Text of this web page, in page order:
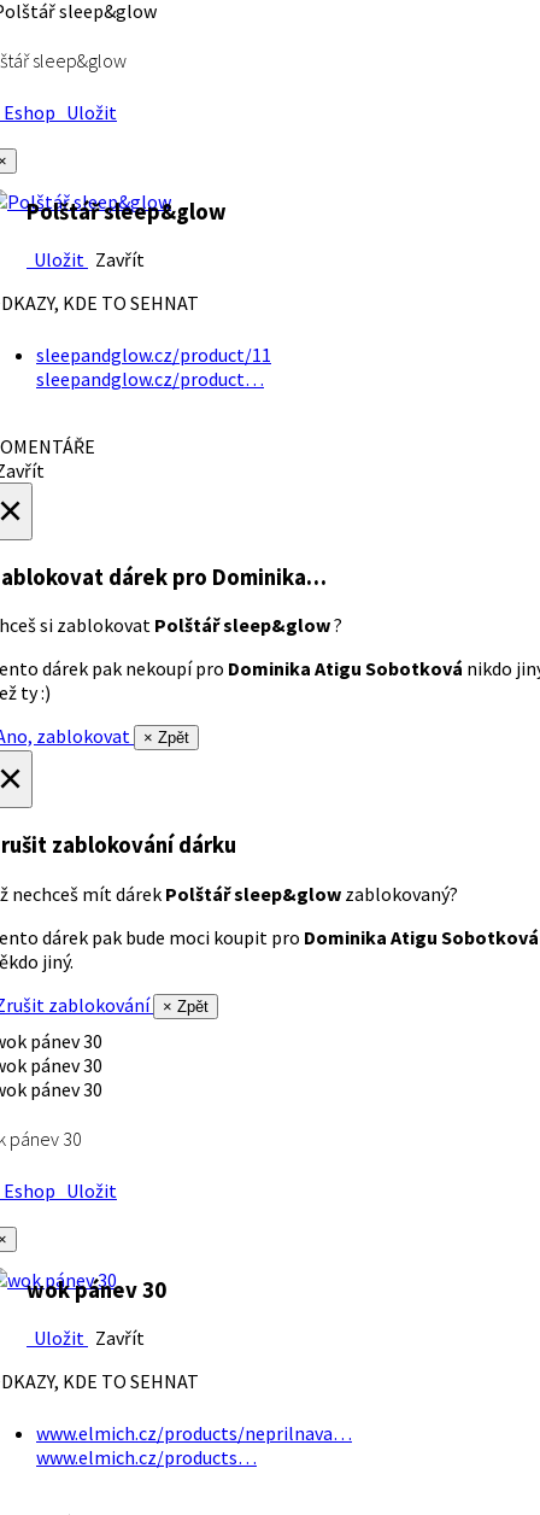
sleep&glow
Uložit
Polštář sleep&glow
Uložit Zavřít
KDE TO SEHNAT
sleepandglow.cz/product/11
sleepandglow.cz/product…
dárek pro Dominika…
si zablokovat Polštář sleep&glow?
dárek pak nekoupí pro Dominika Atigu Sobotková nikdo
ty :)
zablokovat
× Zpět
zablokování dárku
nechceš mít dárek Polštář sleep&glow zablokovaný?
dárek pak bude moci koupit pro Dominika Atigu Sobotková
jiný.
zablokování
× Zpět
pánev 30
Uložit
wok pánev 30
Uložit Zavřít
KDE TO SEHNAT
www.elmich.cz/products/neprilnava…
www.elmich.cz/products…